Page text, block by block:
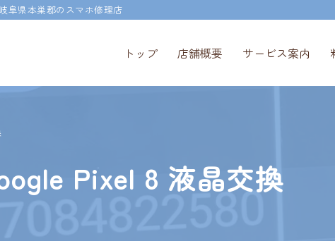
阜県本巣郡のスマホ修理店
トップ 店舗概要 サービス案内
Pixel 8 液晶交換